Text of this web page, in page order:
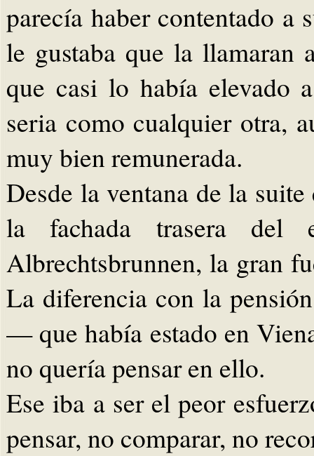
parecía haber contentado a
le gustaba que la llamaran
que casi lo había elevado
seria como cualquier otra,
muy bien remunerada.
Desde la ventana de la
la fachada trasera
Albrechtsbrunnen, la gran
La diferencia con la
— que había estado en
no quería pensar en ello.
Ese iba a ser el peor
pensar, no comparar, no